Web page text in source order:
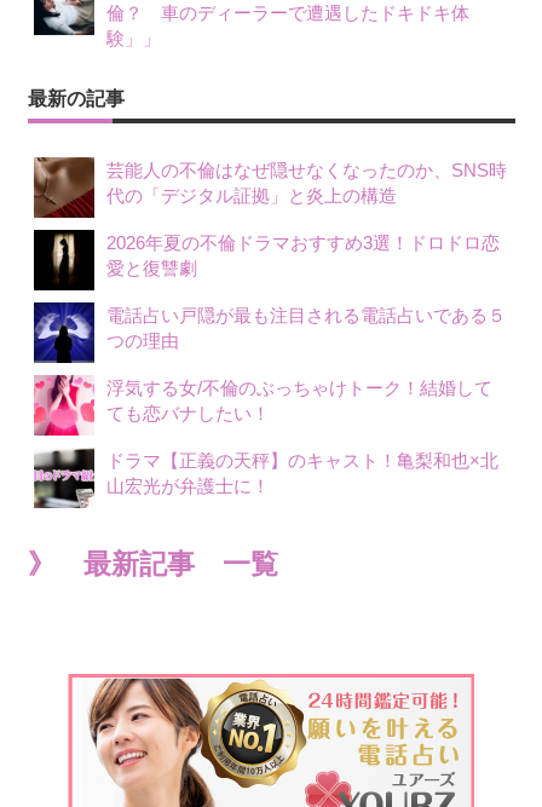
倫？ 車のディーラーで遭遇したドキドキ体
験」」
最新の記事
芸能人の不倫はなぜ隠せなくなったのか、SNS時
代の「デジタル証拠」と炎上の構造
2026年夏の不倫ドラマおすすめ3選！ドロドロ恋
愛と復讐劇
電話占い戸隠が最も注目される電話占いである５
つの理由
浮気する女/不倫のぶっちゃけトーク！結婚して
ても恋バナしたい！
ドラマ【正義の天秤】のキャスト！亀梨和也×北
山宏光が弁護士に！
》 最新記事 一覧